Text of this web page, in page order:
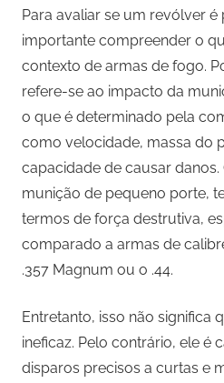
Para avaliar se um revólver é
importante compreender o
contexto de armas de fogo.
refere-se ao impacto da
o que é determinado pela
como velocidade, massa do
capacidade de causar danos.
munição de pequeno porte,
termos de força destrutiva,
comparado a armas de
.357 Magnum ou o .44.
Entretanto, isso não significa
ineficaz. Pelo contrário, ele é
disparos precisos a curtas e